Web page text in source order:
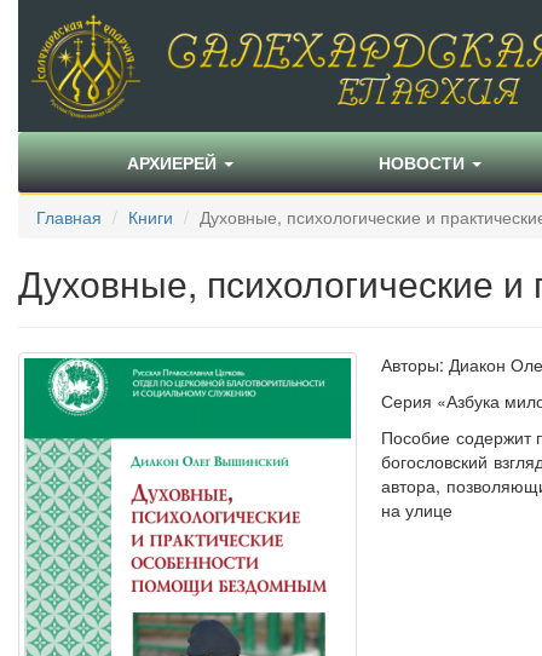
АРХИЕРЕЙ НОВОСТИ
Главная Книги Духовные, психологические и
Духовные, психологические
Авторы: Диакон
Серия «Азбука
Пособие содержит
богословский
автора,
на улице